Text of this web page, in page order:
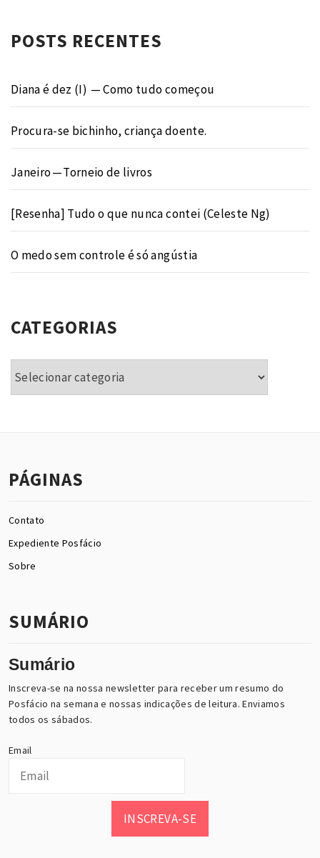
POSTS RECENTES
Diana é dez (I) — Como tudo começou
Procura-se bichinho, criança doente.
Janeiro — Torneio de livros
[Resenha] Tudo o que nunca contei (Celeste Ng)
O medo sem controle é só angústia
CATEGORIAS
PÁGINAS
Contato
Expediente Posfácio
Sobre
SUMÁRIO
Sumário
Inscreva-se na nossa newsletter para receber um resumo do
Posfácio na semana e nossas indicações de leitura. Enviamos
todos os sábados.
Email
INSCREVA-SE